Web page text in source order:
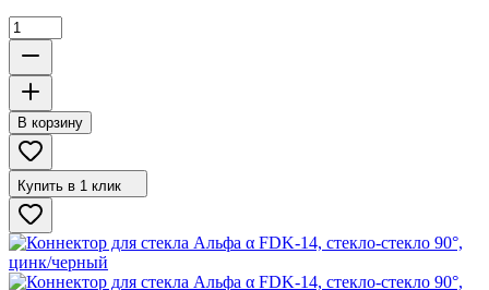
В корзину
Купить в 1 клик